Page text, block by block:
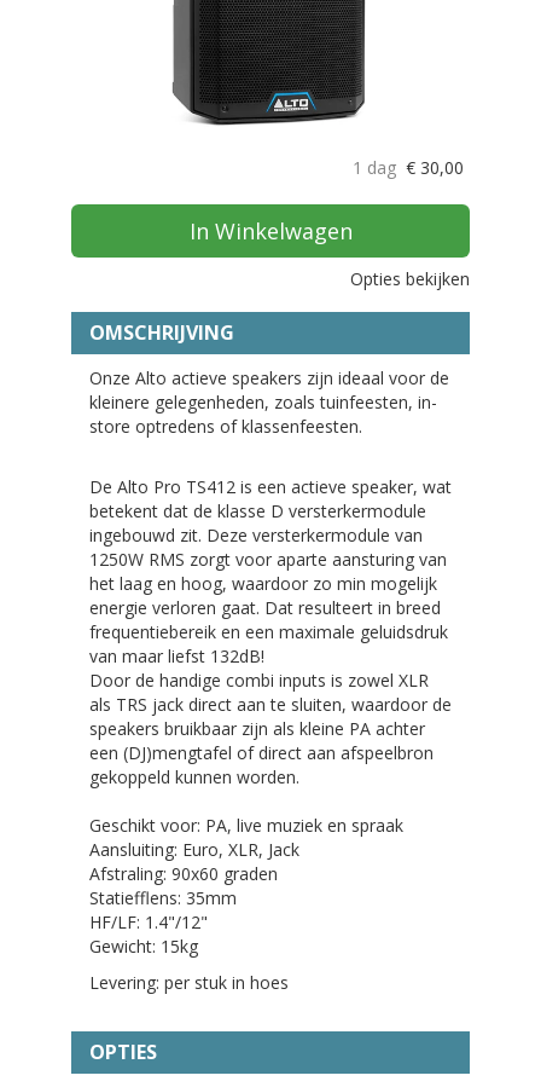
1 dag € 30,00
In Winkelwagen
Opties bekijken
OMSCHRIJVING
Onze Alto actieve speakers zijn ideaal voor de
kleinere gelegenheden, zoals tuinfeesten, in-
store optredens of klassenfeesten.
De Alto Pro TS412 is een actieve speaker, wat
betekent dat de klasse D versterkermodule
ingebouwd zit. Deze versterkermodule van
1250W RMS zorgt voor aparte aansturing van
het laag en hoog, waardoor zo min mogelijk
energie verloren gaat. Dat resulteert in breed
frequentiebereik en een maximale geluidsdruk
van maar liefst 132dB!
Door de handige combi inputs is zowel XLR
als TRS jack direct aan te sluiten, waardoor de
speakers bruikbaar zijn als kleine PA achter
een (DJ)mengtafel of direct aan afspeelbron
gekoppeld kunnen worden.
Geschikt voor: PA, live muziek en spraak
Aansluiting: Euro, XLR, Jack
Afstraling: 90x60 graden
Statiefflens: 35mm
HF/LF: 1.4"/12"
Gewicht: 15kg
Levering: per stuk in hoes
OPTIES